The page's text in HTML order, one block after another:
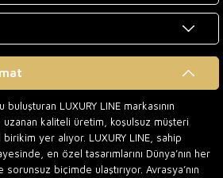
LUXURY LINE markasının
uzanan kaliteli üretim, koşulsuz müşteri
yer alıyor. LUXURY LINE, sahip
en özel tasarımlarını Dünya’nın her
biçimde ulaştırıyor. Avrasya’nın